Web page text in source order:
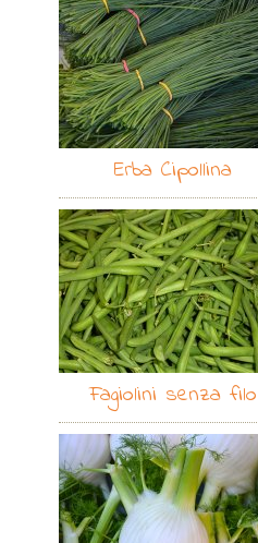
Erba Cipollina
Fagiolini senza filo